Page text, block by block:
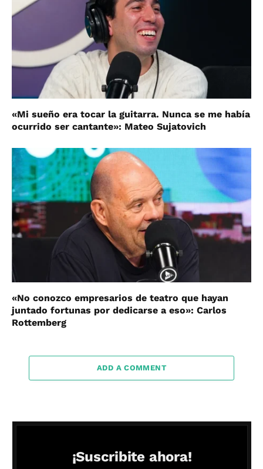
«Mi sueño era tocar la guitarra. Nunca se me había
ocurrido ser cantante»: Mateo Sujatovich
«No conozco empresarios de teatro que hayan
juntado fortunas por dedicarse a eso»: Carlos
Rottemberg
ADD A COMMENT
¡Suscribite ahora!